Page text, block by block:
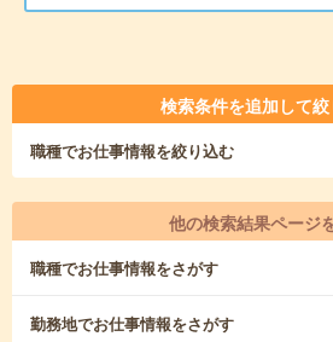
検索条件を追加して
職種でお仕事情報を絞り込む
他の検索結果ページ
職種でお仕事情報をさがす
勤務地でお仕事情報をさがす